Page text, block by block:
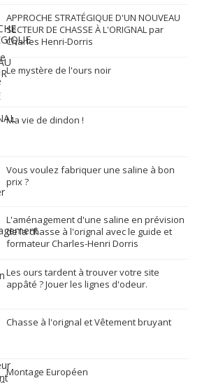
APPROCHE STRATÉGIQUE D'UN NOUVEAU
SECTEUR DE CHASSE À L'ORIGNAL par
Charles Henri-Dorris
Le mystère de l'ours noir
Ma vie de dindon !
Vous voulez fabriquer une saline à bon
prix ?
L'aménagement d'une saline en prévision
de la chasse à l'orignal avec le guide et
formateur Charles-Henri Dorris
Les ours tardent à trouver votre site
appâté ? Jouer les lignes d'odeur.
Chasse à l'orignal et Vêtement bruyant
Montage Européen